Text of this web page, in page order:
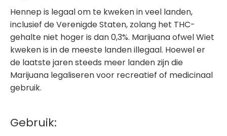
Hennep is legaal om te kweken in veel landen,
inclusief de Verenigde Staten, zolang het THC-
gehalte niet hoger is dan 0,3%. Marijuana ofwel Wiet
kweken is in de meeste landen illegaal. Hoewel er
de laatste jaren steeds meer landen zijn die
Marijuana legaliseren voor recreatief of medicinaal
gebruik.
Gebruik: